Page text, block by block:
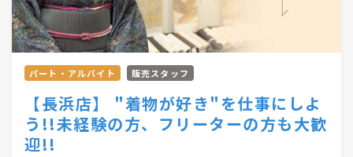
パート・アルバイト 販売スタッフ
【長浜店】 "着物が好き"を仕事にしよ
う!!未経験の方、フリーターの方も大歓
迎!!